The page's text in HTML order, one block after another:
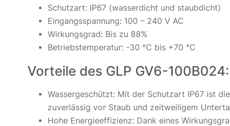
Schutzart: IP67 (wasserdicht und staubdicht)
Eingangsspannung: 100 – 240 V AC
Wirkungsgrad: Bis zu 88%
Betriebstemperatur: -30 °C bis +70 °C
Vorteile des GLP GV6-100B024:
Wassergeschützt: Mit der Schutzart IP67 ist
zuverlässig vor Staub und zeitweiligem
Hohe Energieeffizienz: Dank eines